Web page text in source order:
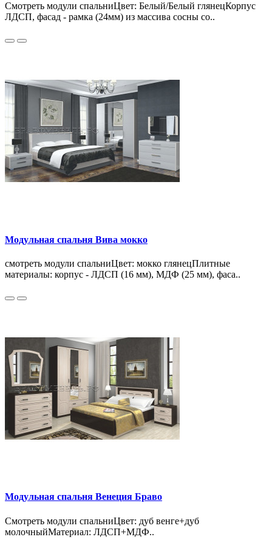
Смотреть модули спальниЦвет: Белый/Белый глянецКорпус
ЛДСП, фасад - рамка (24мм) из массива сосны со..
Модульная спальня Вива мокко
смотреть модули спальниЦвет: мокко глянецПлитные
материалы: корпус - ЛДСП (16 мм), МДФ (25 мм), фаса..
Модульная спальня Венеция Браво
Смотреть модули спальниЦвет: дуб венге+дуб
молочныйМатериал: ЛДСП+МДФ..